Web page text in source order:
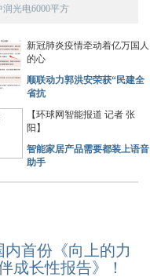
润光电6000平方
新冠肺炎疫情牵动着亿万国人
的心
顺联动力郭洪安荣获“民建全
省抗
【环球网智能报道 记者 张
阳】
智能家居产品需要都装上语音
助手
首份《向上的力
长性报告》！